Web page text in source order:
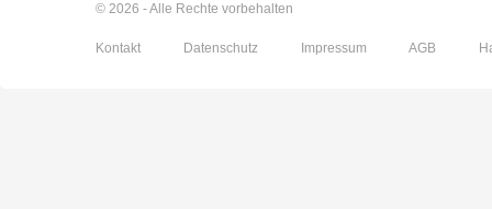
© 2026 - Alle Rechte vorbehalten
Kontakt Datenschutz Impressum AGB